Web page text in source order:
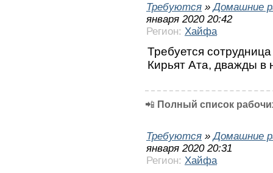
Требуются »Домашние
января 2020 20:42
Регион: Хайфа
Требуется
Кирьят Ата, дважды в
📲 Полный список
Требуются »Домашние
января 2020 20:31
Регион: Хайфа